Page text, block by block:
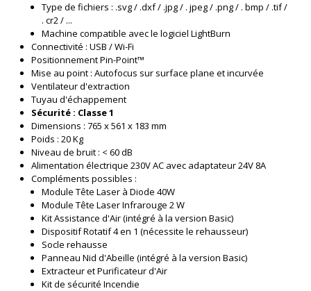
Type de fichiers : .svg / .dxf / .jpg / . jpeg / .png / . bmp / .tif /
. cr2 / ...
Machine compatible avec le logiciel LightBurn
Connectivité : USB / Wi-Fi
Positionnement Pin-Point™
Mise au point : Autofocus sur surface plane et incurvée
Ventilateur d'extraction
Tuyau d'échappement
Sécurité : Classe 1
Dimensions : 765 x 561 x 183 mm
Poids : 20 Kg
Niveau de bruit : < 60 dB
Alimentation électrique 230V AC avec adaptateur 24V 8A
Compléments possibles :
Module Tête Laser à Diode 40W
Module Tête Laser Infrarouge 2 W
Kit Assistance d'Air (intégré à la version Basic)
Dispositif Rotatif 4 en 1 (nécessite le rehausseur)
Socle rehausse
Panneau Nid d'Abeille (intégré à la version Basic)
Extracteur et Purificateur d'Air
Kit de sécurité Incendie